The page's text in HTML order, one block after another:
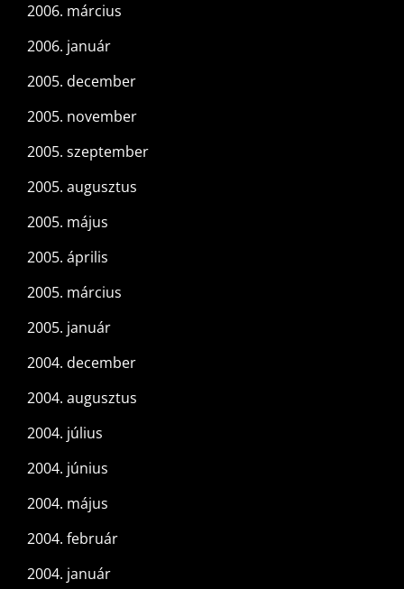
2006. március
2006. január
2005. december
2005. november
2005. szeptember
2005. augusztus
2005. május
2005. április
2005. március
2005. január
2004. december
2004. augusztus
2004. július
2004. június
2004. május
2004. február
2004. január